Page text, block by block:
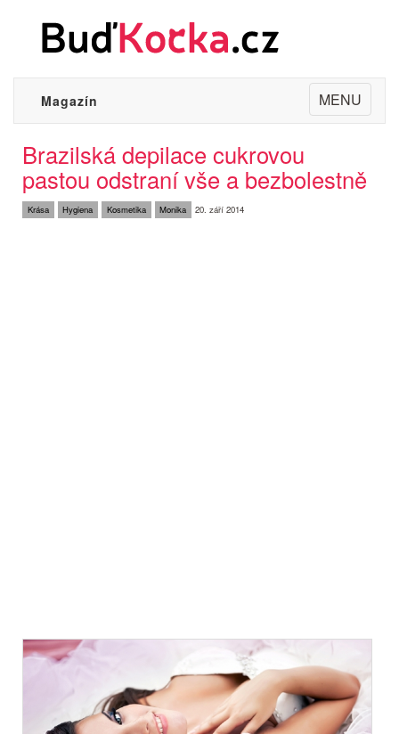
Toggle
navigation
MENU
Magazín
Brazilská depilace cukrovou
pastou odstraní vše a bezbolestně
Krása Hygiena Kosmetika Monika 20. září 2014